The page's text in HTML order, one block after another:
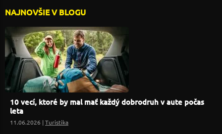
NAJNOVŠIE V BLOGU
10 vecí, ktoré by mal mať každý dobrodruh v aute počas
leta
11.06.2026 |Turistika